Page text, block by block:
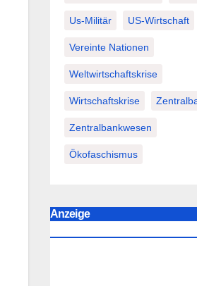
Us-Militär US-Wirtschaft
Vereinte Nationen
Weltwirtschaftskrise
Wirtschaftskrise
Zentralbankwesen
Ökofaschismus
Anzeige